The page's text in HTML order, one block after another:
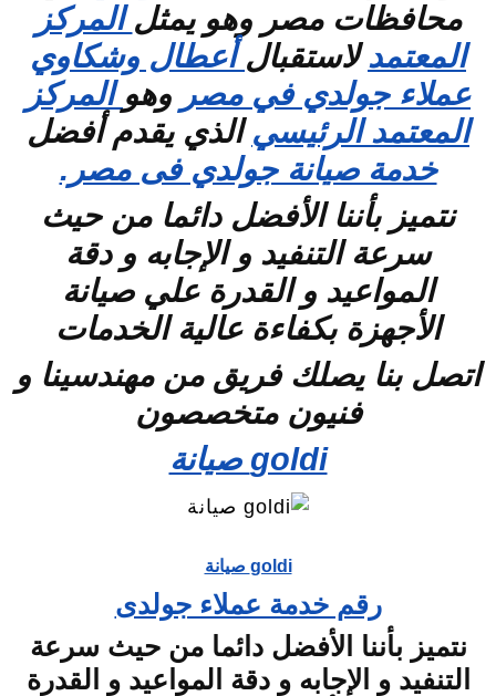
محافظات مصر وهو يمثلالمركز
المعتمدلاستقبالأعطال وشكاوي
عملاء جولدي في مصر وهو المركز
المعتمد الرئيسيالذي يقدم أفضل
خدمة صيانة جولدي فى مصر.
نتميز بأننا الأفضل دائما من حيث
سرعة التنفيد و الإجابه و دقة
المواعيد و القدرة علي صيانة
الأجهزة بكفاءة عالية الخدمات
اتصل بنا يصلك فريق من مهندسينا و
فنيون متخصصون
goldi صيانة
goldi صيانة
رقم خدمة عملاء جولدى
نتميز بأننا الأفضل دائما من حيث سرعة
التنفيد و الإجابه و دقة المواعيد و القدرة